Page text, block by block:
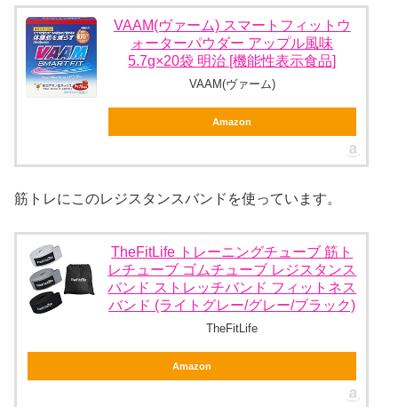
VAAM(ヴァーム) スマートフィットウ
ォーターパウダー アップル風味
5.7g×20袋 明治 [機能性表示食品]
VAAM(ヴァーム)
Amazon
筋トレにこのレジスタンスバンドを使っています。
TheFitLife トレーニングチューブ 筋ト
レチューブ ゴムチューブ レジスタンス
バンド ストレッチバンド フィットネス
バンド (ライトグレー/グレー/ブラック)
TheFitLife
Amazon